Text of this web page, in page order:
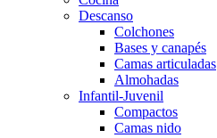
Descanso
Colchones
Bases y canapés
Camas articuladas
Almohadas
Infantil-Juvenil
Compactos
Camas nido